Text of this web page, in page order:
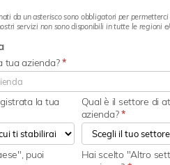
da un asterisco sono obbligatori per
servizi non sono disponibili in tutte le regioni
tua azienda?*
la tua
Qual è il settore di
azienda?*
puoi
Hai scelto "Altro